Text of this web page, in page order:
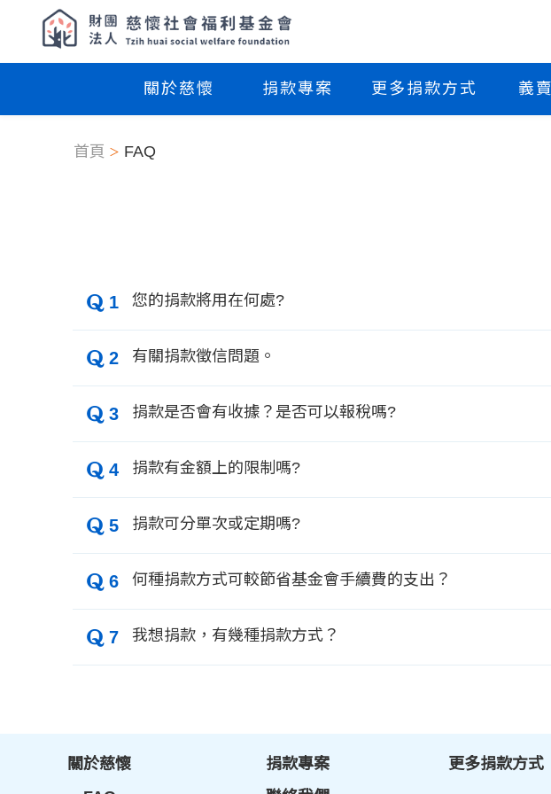
關於慈懷 捐款專案 更多捐款方式 義賣
首頁 FAQ
1 您的捐款將用在何處?
2 有關捐款徵信問題。
3 捐款是否會有收據？是否可以報稅嗎?
4 捐款有金額上的限制嗎?
5 捐款可分單次或定期嗎?
6 何種捐款方式可較節省基金會手續費的支出？
7 我想捐款，有幾種捐款方式？
關於慈懷 捐款專案 更多捐款方式